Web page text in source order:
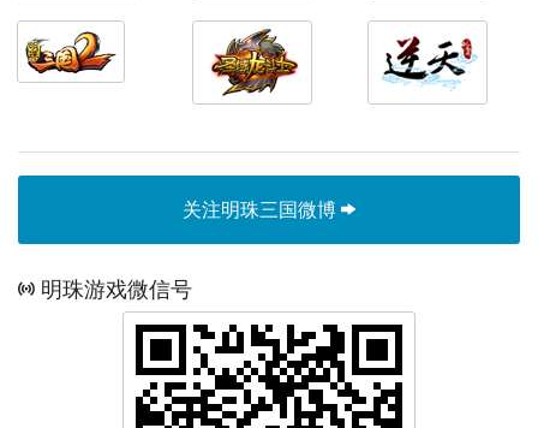
关注明珠三国微博
明珠游戏微信号